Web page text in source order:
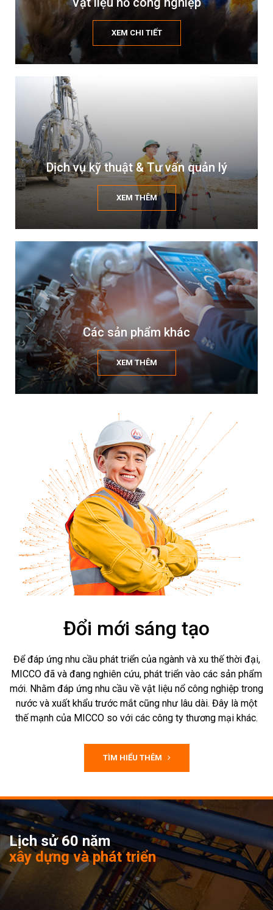
XEM CHI TIẾT
Dịch vụ kỹ thuật & Tư vấn quản lý
XEM THÊM
Các sản phẩm khác
XEM THÊM
Đổi mới sáng tạo
Để đáp ứng nhu cầu phát triển của ngành và xu thế thời đại,
MICCO đã và đang nghiên cứu, phát triển vào các sản phẩm
mới. Nhằm đáp ứng nhu cầu về vật liệu nổ công nghiệp trong
nước và xuất khẩu trước mắt cũng như lâu dài. Đây là một
thế mạnh của MICCO so với các công ty thương mại khác.
TÌM HIỂU THÊM
Lịch sử 60 năm
xây dựng và phát triển